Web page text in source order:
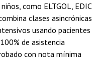
como ELTGOL, EDIC
clases asincrónicas
usando pacientes
de asistencia
con nota mínima